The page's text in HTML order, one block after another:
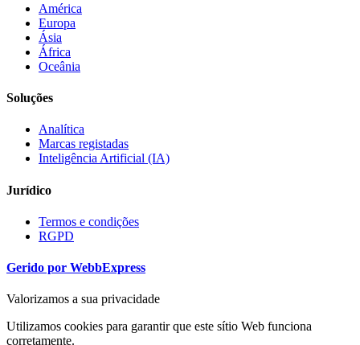
América
Europa
Ásia
África
Oceânia
Soluções
Analítica
Marcas registadas
Inteligência Artificial (IA)
Jurídico
Termos e condições
RGPD
Gerido por WebbExpress
Valorizamos a sua privacidade
Utilizamos cookies para garantir que este sítio Web funciona
corretamente.